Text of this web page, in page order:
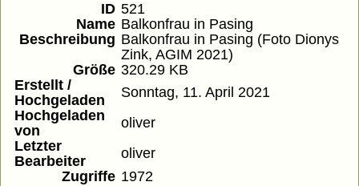
ID 521
Name Balkonfrau in Pasing
Beschreibung Balkonfrau in Pasing (Foto Dionys
Zink, AGIM 2021)
Größe 320.29 KB
Erstellt /
Hochgeladen
Sonntag, 11. April 2021
Hochgeladen
von
oliver
Letzter
Bearbeiter
oliver
Zugriffe 1972